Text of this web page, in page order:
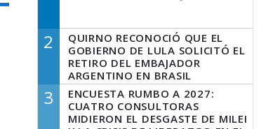
2
QUIRNO RECONOCIÓ QUE EL
GOBIERNO DE LULA SOLICITÓ EL
RETIRO DEL EMBAJADOR
ARGENTINO EN BRASIL
3
ENCUESTA RUMBO A 2027:
CUATRO CONSULTORAS
MIDIERON EL DESGASTE DE MILEI